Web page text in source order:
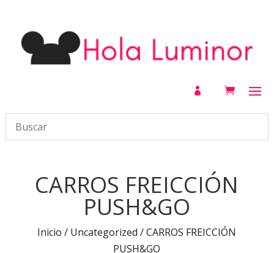

CARROS FREICCIÓN
PUSH&GO
Inicio / Uncategorized / CARROS FREICCIÓN
PUSH&GO